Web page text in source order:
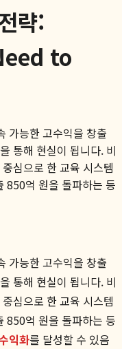
략:
to
가능한 고수익을 창출
통해 현실이 됩니다. 비
심으로 한 교육 시스템
850억 원을 돌파하는 등
가능한 고수익을 창출
통해 현실이 됩니다. 비
심으로 한 교육 시스템
850억 원을 돌파하는 등
익화를 달성할 수 있음